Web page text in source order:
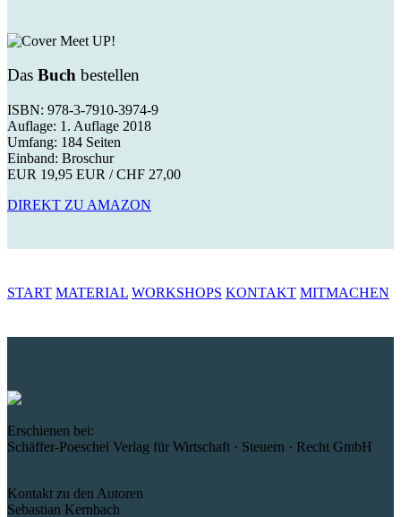
Das Buch bestellen
ISBN: 978-3-7910-3974-9
Auflage: 1. Auflage 2018
Umfang: 184 Seiten
Einband: Broschur
EUR 19,95 EUR / CHF 27,00
DIREKT ZU AMAZON
START MATERIAL WORKSHOPS KONTAKT MITMACHEN
Erschienen bei:
Schäffer-Poeschel Verlag für Wirtschaft · Steuern · Recht GmbH
Kontakt zu den Autoren
Sebastian Kernbach